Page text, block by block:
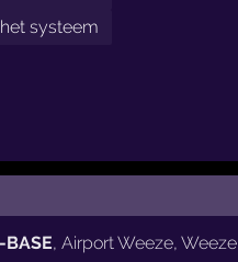
systeem
BASE, Airport Weeze, Weeze